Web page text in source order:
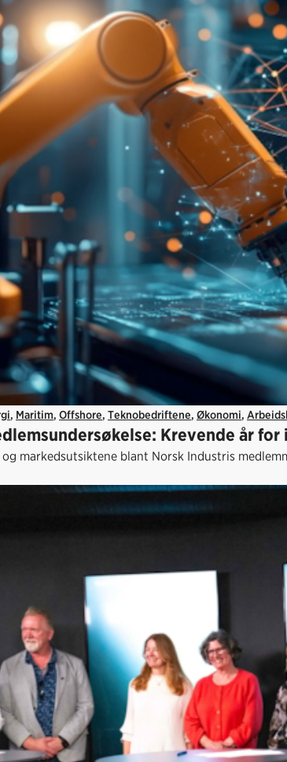
, Maritim, Offshore, Teknobedriftene, Økonomi,
Krevende år for
markedsutsiktene blant Norsk Industris